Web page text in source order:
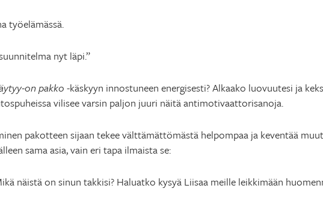
työelämässä.
nyt läpi.”
on pakko-käskyyn innostuneen energisesti? Alkaako luovuutesi ja
vilisee varsin paljon juuri näitä antimotivaattorisanoja.
pakotteen sijaan tekee välttämättömästä helpompaa ja keventää
sama asia, vain eri tapa ilmaista se:
näistä on sinun takkisi? Haluatko kysyä Liisaa meille leikkimään